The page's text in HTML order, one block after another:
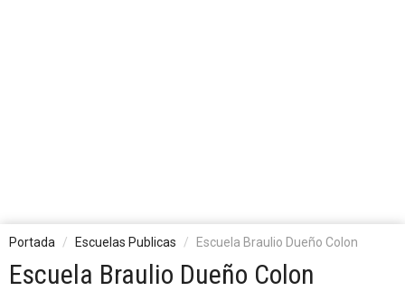
Portada Escuelas Publicas Escuela Braulio Dueño Colon
Escuela Braulio Dueño Colon